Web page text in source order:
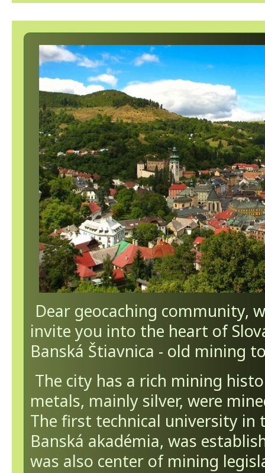
Dear geocaching community,
invite you into the heart of
Banská Štiavnica - old mining
The city has a rich mining
metals, mainly silver, were
The first technical university in
Banská akadémia, was
was also center of mining